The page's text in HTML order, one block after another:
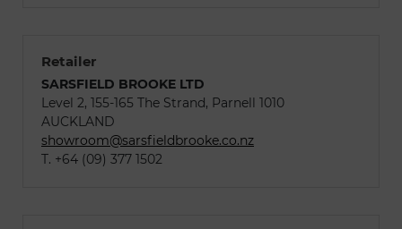
Retailer
SARSFIELD BROOKE LTD
Level 2, 155-165 The Strand, Parnell 1010
AUCKLAND
showroom@sarsfieldbrooke.co.nz
T. +64 (09) 377 1502